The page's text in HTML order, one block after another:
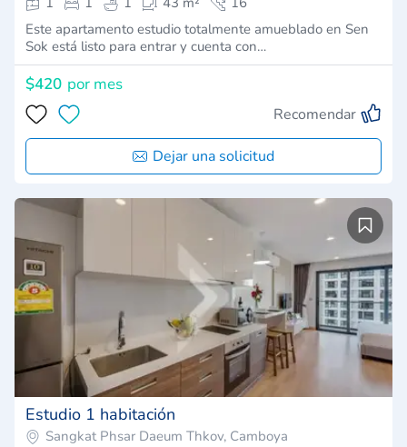
Este apartamento estudio totalmente amueblado en Sen
Sok está listo para entrar y cuenta con…
$420 por mes
Recomendar
Dejar una solicitud
Estudio 1 habitación
Sangkat Phsar Daeum Thkov, Camboya